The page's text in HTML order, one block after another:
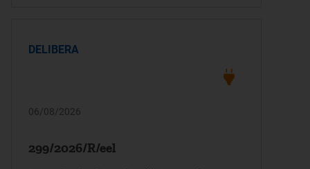
DELIBERA
06/08/2026
299/2026/R/eel